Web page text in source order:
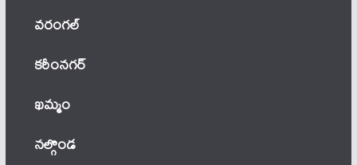
వ‌రంగ‌ల్
కరీంనగర్
ఖ‌మ్మం
నల్గొండ